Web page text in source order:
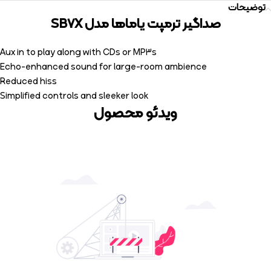
توضیحات
صداگیر ترمپت یاماها مدل SB7X
Aux in to play along with CDs or MP3s
Echo-enhanced sound for large-room ambience
Reduced hiss
Simplified controls and sleeker look
ویدئو محصول